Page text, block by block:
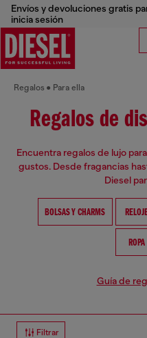
Envíos y devoluciones gratis
inicia sesión
Regalos Para ella
Regalos de
Encuentra regalos de lujo
gustos. Desde fragancias
Diesel
BOLSAS Y CHARMS
Guía de
Filtrar